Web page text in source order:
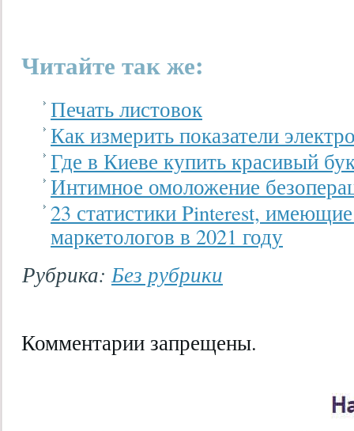
Читайте так же:
Печать листовок
Как измерить показатели
Где в Киеве купить красивый
Интимное омоложение
23 статистики Pinterest,
маркетологов в 2021 году
Рубрика:Без рубрики
Комментарии запрещены.